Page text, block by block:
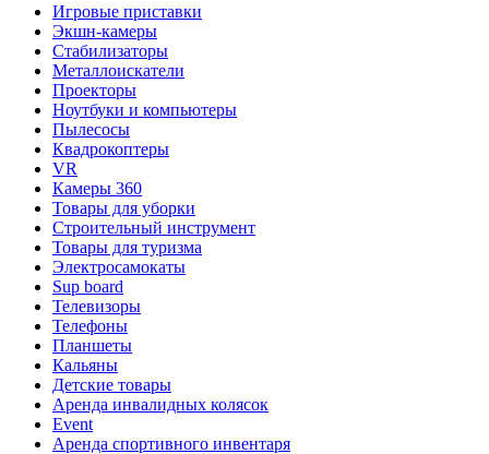
Игровые приставки
Экшн-камеры
Стабилизаторы
Металлоискатели
Проекторы
Ноутбуки и компьютеры
Пылесосы
Квадрокоптеры
VR
Камеры 360
Товары для уборки
Строительный инструмент
Товары для туризма
Электросамокаты
Sup board
Телевизоры
Телефоны
Планшеты
Кальяны
Детские товары
Аренда инвалидных колясок
Event
Аренда спортивного инвентаря